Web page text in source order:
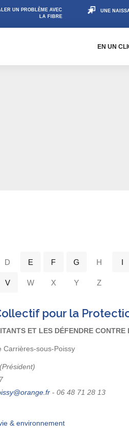
UN PROBLÈME AVEC
LA FIBRE
UNE
EN UN
D E F G H I
V W X Y Z
pour la
ET LES DÉFENDRE
Carrières-sous-Poissy
- 06 48 71 28 13
& environnement